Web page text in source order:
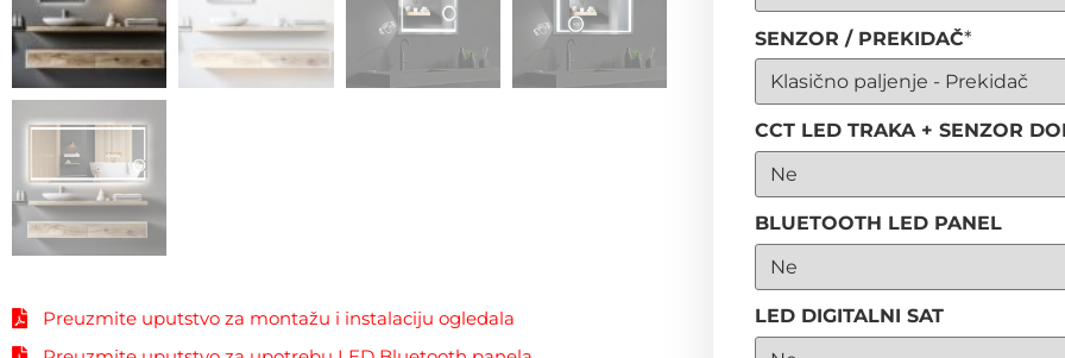
Preuzmite uputstvo za montažu i instalaciju ogledala
SENZOR / PREKIDAČ*
CCT LED TRAKA + SENZOR
BLUETOOTH LED PANEL
LED DIGITALNI SAT